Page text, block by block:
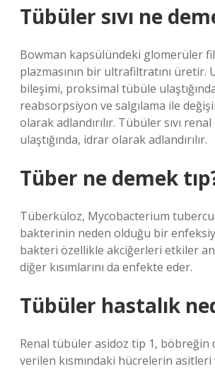
Tübüler sıvı ne
Bowman kapsülündeki glomerüler
plazmasının bir ultrafiltratını üretir.
bileşimi, proksimal tübüle
reabsorpsiyon ve salgılama ile
olarak adlandırılır. Tübüler sıvı
ulaştığında, idrar olarak adlandırılır.
Tüber ne demek
Tüberküloz, Mycobacterium
bakterinin neden olduğu bir
bakteri özellikle akciğerleri etkiler
diğer kısımlarını da enfekte eder.
Tübüler hastalık
Renal tübüler asidoz tip 1, böbreğin
verilen kısmındaki hücrelerin